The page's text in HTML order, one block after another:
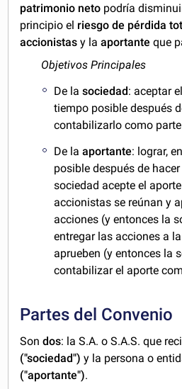
patrimonio neto podría
principio el riesgo de pérdida
accionistas y laaportante que
Objetivos Principales
De lasociedad: aceptar
tiempo posible después
contabilizarlo como
De laaportante: lograr,
posible después de
sociedad acepte el
accionistas se reúnan y
acciones (y entonces la
entregar las acciones a
aprueben (y entonces la
contabilizar el aporte
Partes del Convenio
Sondos: la S.A. o S.A.S. que
("sociedad") y la persona o
("aportante").